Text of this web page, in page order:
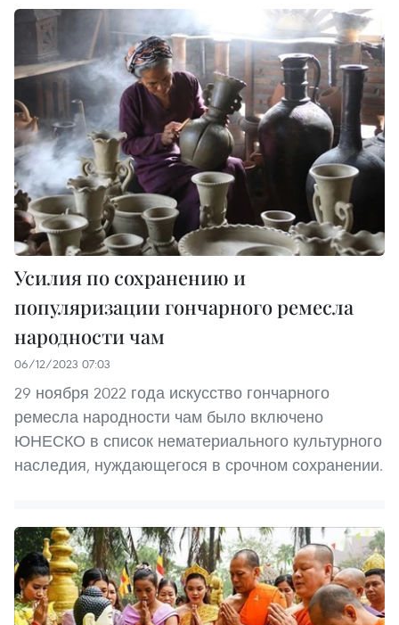
Усилия по сохранению и
популяризации гончарного ремесла
народности чам
06/12/2023 07:03
29 ноября 2022 года искусство гончарного
ремесла народности чам было включено
ЮНЕСКО в список нематериального культурного
наследия, нуждающегося в срочном сохранении.